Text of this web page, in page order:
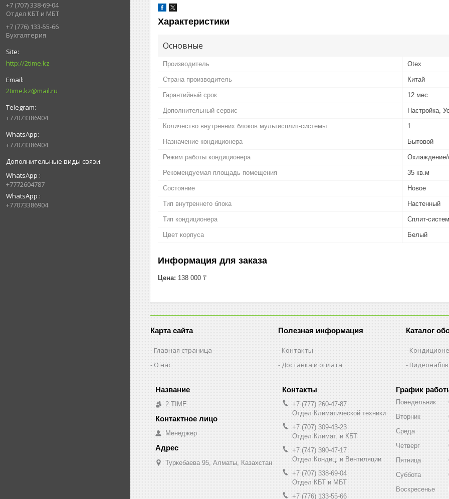
+7 (707) 338-69-04
Отдел КБТ и МБТ
+7 (776) 133-55-66
Бухгалтерия
http://2time.kz
2time.kz@mail.ru
+77073386904
+77073386904
WhatsApp
+7772604787
WhatsApp
+77073386904
Характеристики
Основные
Производитель Otex
Страна производитель Китай
Гарантийный срок 12 мес
Дополнительный сервис Настройка,
Количество внутренних блоков мультисплит-системы 1
Назначение кондиционера Бытовой
Режим работы кондиционера Охлаждение/
Рекомендуемая площадь помещения 35 кв.м
Состояние Новое
Тип внутреннего блока Настенный
Тип кондиционера Сплит-
Цвет корпуса Белый
Информация для заказа
Цена: 138 000 ₸
Карта сайта
Главная страница
О нас
Полезная информация
Контакты
Доставка и оплата
Каталог
2 TIME
Менеджер
Туркебаева 95, Алматы, Казахстан
+7 (777) 260-47-87
Отдел Климатической техники
+7 (707) 309-43-23
Отдел Климат. и КБТ
+7 (747) 390-47-17
Отдел Кондиц. и Вентиляции
+7 (707) 338-69-04
Отдел КБТ и МБТ
+7 (776) 133-55-66
График
Понедельник
Вторник
Среда
Четверг
Пятница
Суббота
Воскресенье